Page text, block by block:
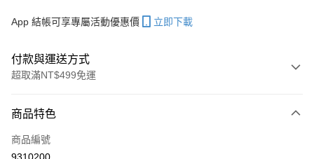
App 結帳可享專屬活動優惠價 立即下載
付款與運送方式
超取滿NT$499免運
信用卡一次付款
LINE Pay
商品特色
商品編號